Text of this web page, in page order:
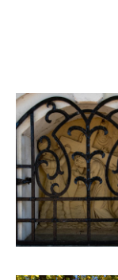
Dat Maria
na het bidden.
Hij bracht dit
Echt, maar de
op zijn oude
zij op die
Er werd een